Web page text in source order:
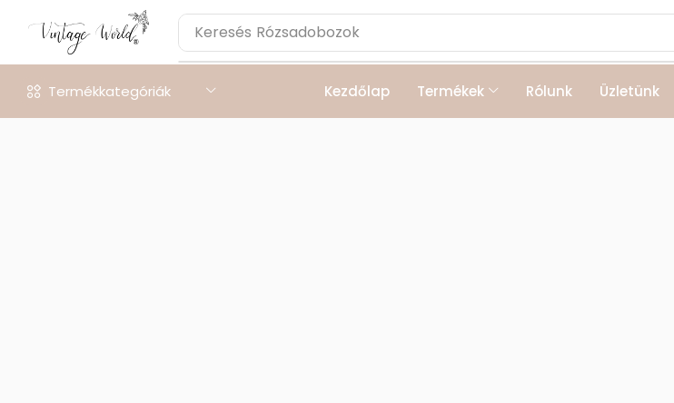
Keresés Rózsadobozok
Termékkategóriák Kezdőlap Termékek Rólunk Üzletünk